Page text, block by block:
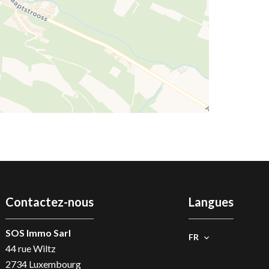
Contactez-nous
SOS Immo Sarl
44 rue Wiltz
2734 Luxembourg
Langues
FR